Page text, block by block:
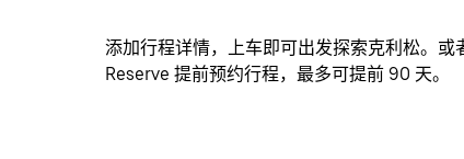
添加行程详情，上车即可出发探索克利松。或
Reserve 提前预约行程，最多可提前 90 天。